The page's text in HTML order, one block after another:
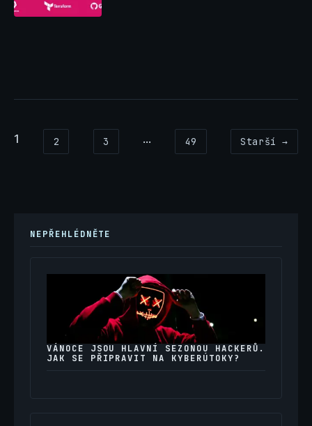
1 2 3 ... 49 Starší →
NEPŘEHLÉDNĚTE
VÁNOCE JSOU HLAVNÍ SEZONOU HACKERŮ.
JAK SE PŘIPRAVIT NA KYBERÚTOKY?